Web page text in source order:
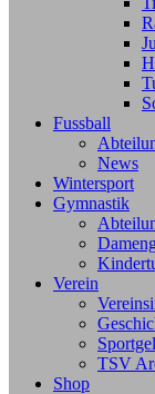
Fussball
News
Wintersport
Gymnastik
Verein
TSV
Shop